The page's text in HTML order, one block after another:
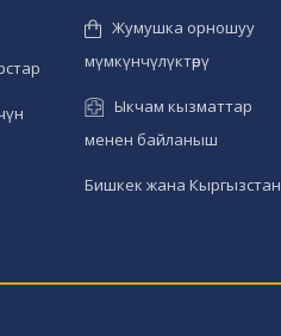
Жумушка орношуу
мүмкүнчүлүктөрү
Ыкчам кызматтар
менен байланыш
Бишкек жана Кыргызстан